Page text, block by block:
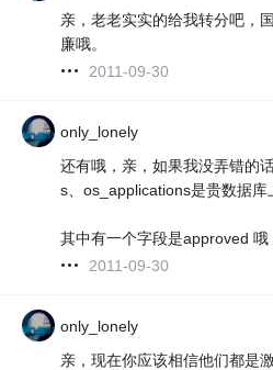
亲，老老实实的给我转分吧，
廉哦。
2011-09-30
only_lonely
还有哦，亲，如果我没弄错的
s、os_applications是贵数据库
其中有一个字段是approved 哦
2011-09-30
only_lonely
亲，现在你应该相信他们都是